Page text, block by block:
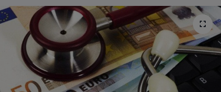
BİLİM-TEKNOLOJİ
SAĞLIK
FOTO GALERİ
VIDEO GALERİ
ALGEMENE VOORWAARDEN
Haber Arşivi